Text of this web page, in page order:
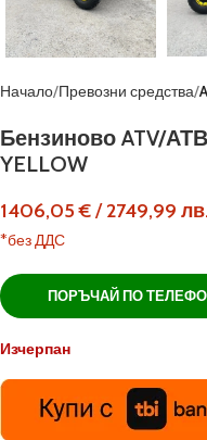
Начало Превозни средства
Бензиново ATV/АТВ
YELLOW
1406,05€/2749,99 лв.
*без ДДС
ПОРЪЧАЙ ПО
Изчерпан